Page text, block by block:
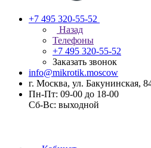
+7 495 320-55-52
Назад
Телефоны
+7 495 320-55-52
Заказать звонок
info@mikrotik.moscow
г. Москва, ул. Бакунинская,
Пн-Пт: 09-00 до 18-00
Сб-Вс: выходной